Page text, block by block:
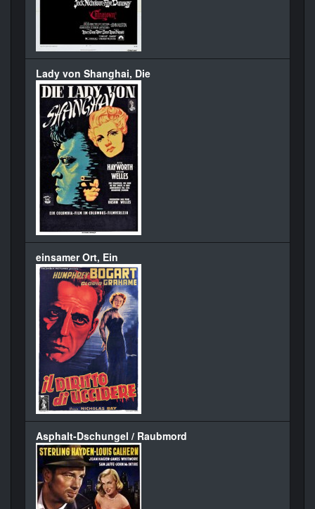
Lady von Shanghai, Die
einsamer Ort, Ein
Asphalt-Dschungel / Raubmord